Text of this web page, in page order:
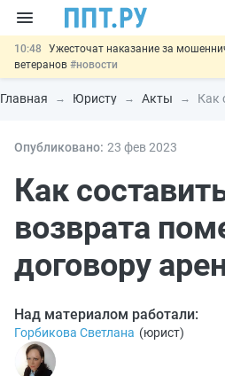
10:48
Ужесточат наказание за
ветеранов #новости
10:00 Введут маркировку и
#новости
00:01
7 августа: важные документы,
06.08
банковской гарантией
#новости
Главная Юристу Акты Как
Опубликовано: 23 фев2023
Как
возврата
договору
Над материалом работали:
Горбикова Светлана (юрист)